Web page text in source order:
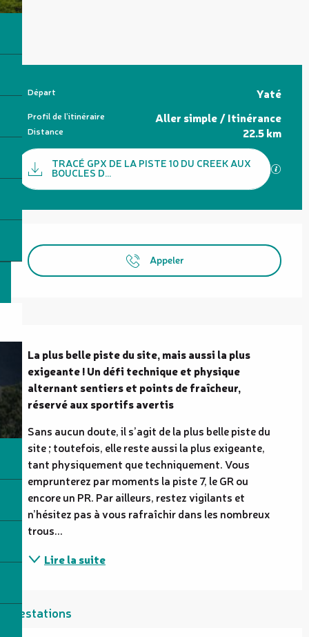
Informations pratiques
Départ Yaté
Profil de l’itinéraire Aller simple / Itinérance
Distance 22.5 km
Documentation
TRACÉ GPX DE LA PISTE 10 DU CREEK AUX
BOUCLES D...
Appeler
La plus belle piste du site, mais aussi la plus
exigeante ! Un défi technique et physique
alternant sentiers et points de fraîcheur,
réservé aux sportifs avertis
Sans aucun doute, il s’agit de la plus belle piste du
site ; toutefois, elle reste aussi la plus exigeante,
tant physiquement que techniquement. Vous
emprunterez par moments la piste 7, le GR ou
encore un PR. Par ailleurs, restez vigilants et
n’hésitez pas à vous rafraîchir dans les nombreux
trous...
Lire la suite
Prestations